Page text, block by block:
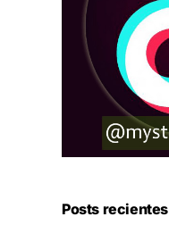
Posts recientes